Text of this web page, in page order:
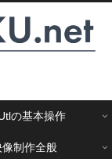
の基本操作
像制作全般